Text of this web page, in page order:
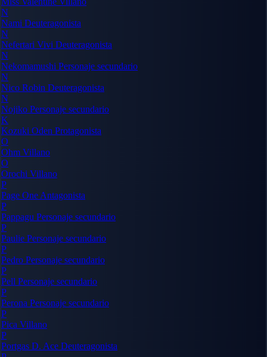
N
Nami Deuteragonista
N
Nefertari Vivi Deuteragonista
N
Nekomamushi Personaje secundario
N
Nico Robin Deuteragonista
N
Nojiko Personaje secundario
K
Kozuki Oden Protagonista
O
Ohm Villano
O
Orochi Villano
P
Page One Antagonista
P
Pappagu Personaje secundario
P
Paulie Personaje secundario
P
Pedro Personaje secundario
P
Pell Personaje secundario
P
Perona Personaje secundario
P
Pica Villano
P
Portgas D. Ace Deuteragonista